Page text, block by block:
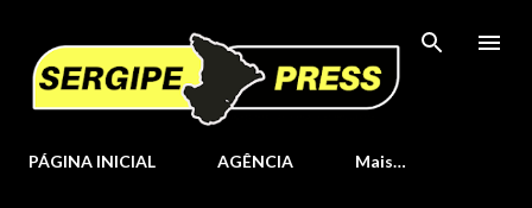
Pular para o conteúdo principal
PÁGINA INICIAL AGÊNCIA Mais…